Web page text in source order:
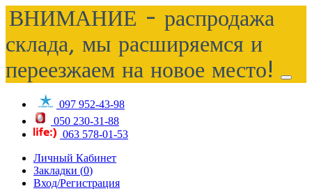
ВНИМАНИЕ - распродажа
склада, мы расширяемся и
переезжаем на новое место!
097 952-43-98
050 230-31-88
063 578-01-53
Личный Кабинет
Закладки (0)
Вход/Регистрация